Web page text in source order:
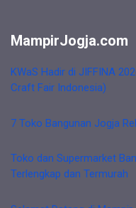
MampirJogja.com
KWaS Hadir di JIFFINA
Craft Fair Indonesia)
7 Toko Bangunan Jogja
Toko dan Supermarket
Terlengkap dan Termurah